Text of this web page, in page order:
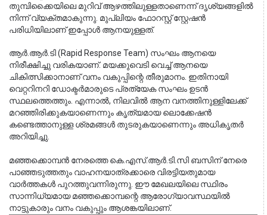
തുമ്പിക്കൈയിലെ മുറിവ് ആഴത്തിലുള്ളതാണെന്ന് ദൃശ്യങ്ങളിൽ
നിന്ന് വ്യക്തമാകുന്നു. മുപ്ലിയം ഫോറസ്റ്റ് സ്റ്റേഷൻ
പരിധിയിലാണ് ഇപ്പോൾ ആനയുള്ളത്.
ആർ.ആർ.ടി (Rapid Response Team) സംഘം ആനയെ
നിരീക്ഷിച്ചു വരികയാണ്. മയക്കുവെടി വെച്ച് ആനയെ
ചികിത്സിക്കാനാണ് വനം വകുപ്പിന്റെ തീരുമാനം. ഇതിനായി
വെറ്ററിനറി ഡോക്ടർമാരുടെ പ്രത്യേക സംഘം ഉടൻ
സ്ഥലത്തെത്തും. എന്നാൽ, നിലവിൽ ആന വനത്തിനുള്ളിലേക്ക്
മറഞ്ഞിരിക്കുകയാണെന്നും കൃത്യമായ ലൊക്കേഷൻ
കണ്ടെത്താനുള്ള ശ്രമങ്ങൾ തുടരുകയാണെന്നും അധികൃതർ
അറിയിച്ചു.
മഞ്ഞക്കൊമ്പൻ നേരത്തെ കെ.എസ്.ആർ.ടി.സി ബസിന് നേരെ
പാഞ്ഞടുത്തതും വാഹനയാത്രക്കാരെ വിരട്ടിയതുമായ
വാർത്തകൾ പുറത്തുവന്നിരുന്നു. ഈ മേഖലയിലെ സ്ഥിരം
സാന്നിധ്യമായ മഞ്ഞക്കൊമ്പന്റെ ആരോഗ്യാവസ്ഥയിൽ
നാട്ടുകാരും വനം വകുപ്പും ആശങ്കയിലാണ്.